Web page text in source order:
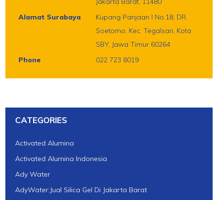
Alamat Surabaya
Kupang Panjaan I No.18, DR.
Soetomo, Kec. Tegalsari, Kota
SBY, Jawa Timur 60264
Phone
022 723 8019
CATEGORIES
Activated Alumina
Activated Alumina Indonesia
Ady Water
AdyWater:Jual Silica Gel Di Jakarta Barat